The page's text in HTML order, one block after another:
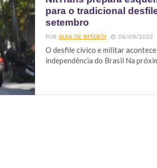
para o tradicional
setembro
PORGUIA DE NITERÓI 05/09/2022
O desfile cívico e militar acontece
independência do Brasil Na